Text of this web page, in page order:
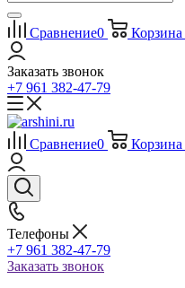
Сравнение0 Корзина
Заказать звонок
+7 961 382-47-79
Сравнение0 Корзина
Телефоны
+7 961 382-47-79
Заказать звонок